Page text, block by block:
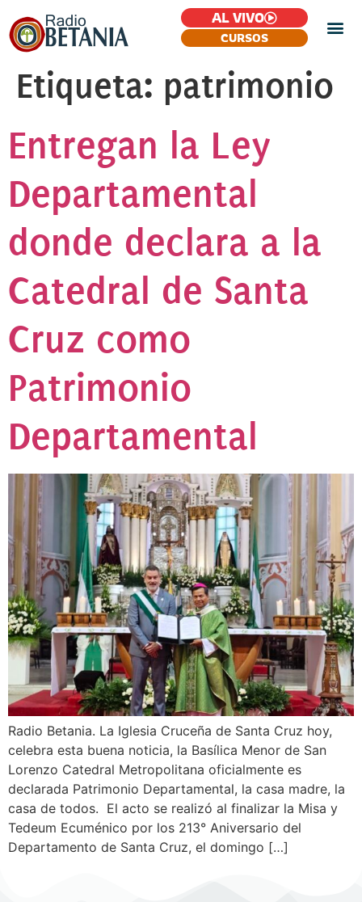
AL VIVO
CURSOS
Etiqueta: patrimonio
Entregan la Ley
Departamental
donde declara a la
Catedral de Santa
Cruz como
Patrimonio
Departamental
Radio Betania. La Iglesia Cruceña de Santa Cruz hoy,
celebra esta buena noticia, la Basílica Menor de San
Lorenzo Catedral Metropolitana oficialmente es
declarada Patrimonio Departamental, la casa madre, la
casa de todos. El acto se realizó al finalizar la Misa y
Tedeum Ecuménico por los 213° Aniversario del
Departamento de Santa Cruz, el domingo […]